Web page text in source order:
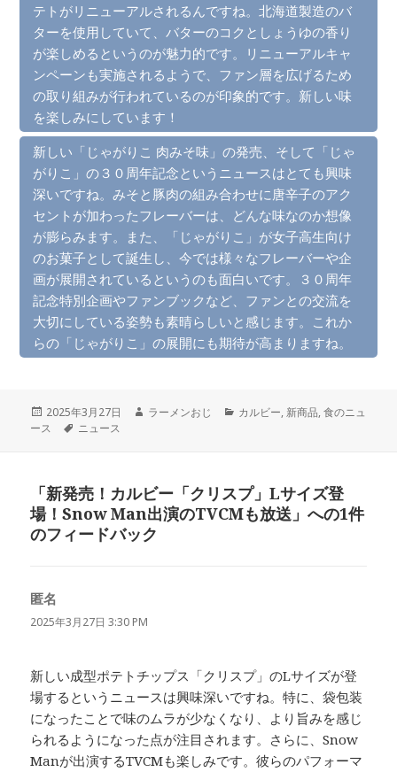
テトがリニューアルされるんですね。北海道製造のバ
ターを使用していて、バターのコクとしょうゆの香り
が楽しめるというのが魅力的です。リニューアルキャ
ンペーンも実施されるようで、ファン層を広げるため
の取り組みが行われているのが印象的です。新しい味
を楽しみにしています！
新しい「じゃがりこ 肉みそ味」の発売、そして「じゃ
がりこ」の３０周年記念というニュースはとても興味
深いですね。みそと豚肉の組み合わせに唐辛子のアク
セントが加わったフレーバーは、どんな味なのか想像
が膨らみます。また、「じゃがりこ」が女子高生向け
のお菓子として誕生し、今では様々なフレーバーや企
画が展開されているというのも面白いです。３０周年
記念特別企画やファンブックなど、ファンとの交流を
大切にしている姿勢も素晴らしいと感じます。これか
らの「じゃがりこ」の展開にも期待が高まりますね。
投
稿
2025年3月27日
作
ラーメンおじ
カ
カルビー, 新商品,食のニュ
ース
タ
ニュース
「新発売！カルビー「クリスプ」Lサイズ登
場！Snow Man出演のTVCMも放送」への1件
のフィードバック
匿名
り:
2025年3月27日 3:30 PM
新しい成型ポテトチップス「クリスプ」のLサイズが登
場するというニュースは興味深いですね。特に、袋包装
になったことで味のムラが少なくなり、より旨みを感じ
られるようになった点が注目されます。さらに、Snow
Manが出演するTVCMも楽しみです。彼らのパフォーマ